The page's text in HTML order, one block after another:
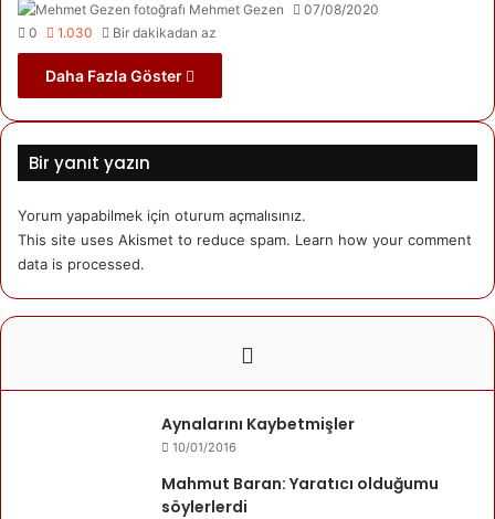
Mehmet Gezen
07/08/2020
0
1.030 Bir dakikadan az
Daha Fazla Göster
Bir yanıt yazın
Yorum yapabilmek için oturum açmalısınız.
This site uses Akismet to reduce spam. Learn how your comment
data is processed.
Aynalarını Kaybetmişler
10/01/2016
Mahmut Baran: Yaratıcı olduğumu
söylerlerdi